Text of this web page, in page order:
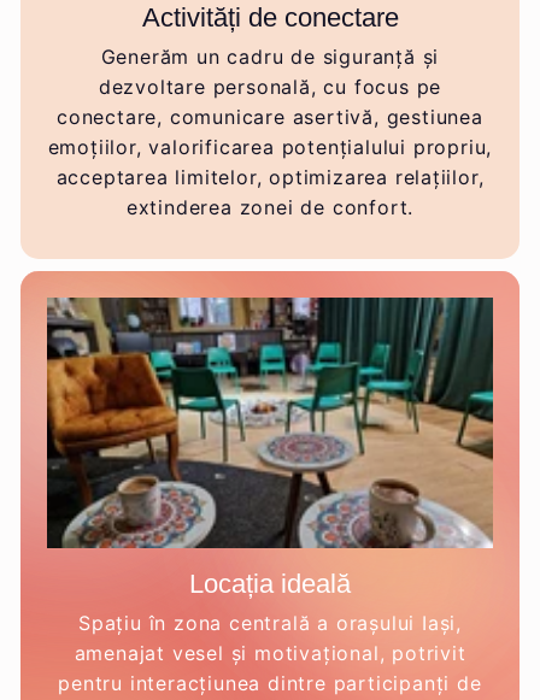
Activități de conectare
Generăm un cadru de siguranță și
dezvoltare personală, cu focus pe
conectare, comunicare asertivă, gestiunea
emoțiilor, valorificarea potențialului propriu,
acceptarea limitelor, optimizarea relațiilor,
extinderea zonei de confort.
Locația ideală
Spațiu în zona centrală a orașului Iași,
amenajat vesel și motivațional, potrivit
pentru interacțiunea dintre participanți de